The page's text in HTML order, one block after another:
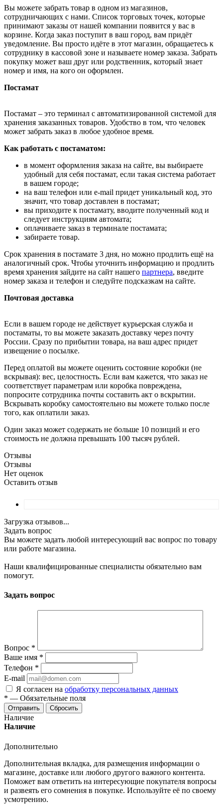
Вы можете забрать товар в одном из магазинов,
сотрудничающих с нами. Список торговых точек, которые
принимают заказы от нашей компании появится у вас в
корзине. Когда заказ поступит в ваш город, вам придёт
уведомление. Вы просто идёте в этот магазин, обращаетесь к
сотруднику в кассовой зоне и называете номер заказа. Забрать
покупку может ваш друг или родственник, который знает
номер и имя, на кого он оформлен.
Постамат
Постамат – это терминал с автоматизированной системой для
хранения заказанных товаров. Удобство в том, что человек
может забрать заказ в любое удобное время.
Как работать с постаматом:
в момент оформления заказа на сайте, вы выбираете
удобный для себя постамат, если такая система работает
в вашем городе;
на ваш телефон или e-mail придет уникальный код, это
значит, что товар доставлен в постамат;
вы приходите к постамату, вводите полученный код и
следует инструкциям автомата;
оплачиваете заказ в терминале постамата;
забираете товар.
Срок хранения в постамате 3 дня, но можно продлить ещё на
аналогичный срок. Чтобы уточнить информацию и продлить
время хранения зайдите на сайт нашего партнера, введите
номер заказа и телефон и следуйте подсказкам на сайте.
Почтовая доставка
Если в вашем городе не действует курьерская служба и
постаматы, то вы можете заказать доставку через почту
России. Сразу по прибытии товара, на ваш адрес придет
извещение о посылке.
Перед оплатой вы можете оценить состояние коробки (не
вскрывая): вес, целостность. Если вам кажется, что заказ не
соответствует параметрам или коробка повреждена,
попросите сотрудника почты составить акт о вскрытии.
Вскрывать коробку самостоятельно вы можете только после
того, как оплатили заказ.
Один заказ может содержать не больше 10 позиций и его
стоимость не должна превышать 100 тысяч рублей.
Отзывы
Отзывы
Нет оценок
Оставить отзыв
Загрузка отзывов...
Задать вопрос
Вы можете задать любой интересующий вас вопрос по товару
или работе магазина.
Наши квалифицированные специалисты обязательно вам
помогут.
Задать вопрос
Вопрос *
Ваше имя *
Телефон *
E-mail
Я согласен на обработку персональных данных
* — Обязательные поля
Отправить Сбросить
Наличие
Наличие
Дополнительно
Дополнительная вкладка, для размещения информации о
магазине, доставке или любого другого важного контента.
Поможет вам ответить на интересующие покупателя вопросы
и развеять его сомнения в покупке. Используйте её по своему
усмотрению.